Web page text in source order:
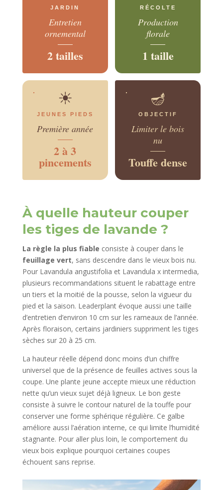
JARDIN
Entretien
ornemental
2 tailles
RÉCOLTE
Production
florale
1 taille
☀
JEUNES PIEDS
Première année
2 à 3
pincements
🪔
OBJECTIF
Limiter le bois
nu
Touffe dense
À quelle hauteur couper
les tiges de lavande ?
La règle la plus fiable consiste à couper dans le
feuillage vert, sans descendre dans le vieux bois nu.
Pour Lavandula angustifolia et Lavandula x intermedia,
plusieurs recommandations situent le rabattage entre
un tiers et la moitié de la pousse, selon la vigueur du
pied et la saison. Leaderplant évoque aussi une taille
d’entretien d’environ 10 cm sur les rameaux de l’année.
Après floraison, certains jardiniers suppriment les tiges
sèches sur 20 à 25 cm.
La hauteur réelle dépend donc moins d’un chiffre
universel que de la présence de feuilles actives sous la
coupe. Une plante jeune accepte mieux une réduction
nette qu’un vieux sujet déjà ligneux. Le bon geste
consiste à suivre le contour naturel de la touffe pour
conserver une forme sphérique régulière. Ce galbe
améliore aussi l’aération interne, ce qui limite l’humidité
stagnante. Pour aller plus loin, le comportement du
vieux bois explique pourquoi certaines coupes
échouent sans reprise.